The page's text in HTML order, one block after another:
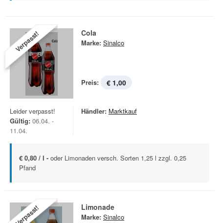
Verpasst! Cola
Marke: Sinalco
Preis: € 1,00
Leider verpasst!
Gültig: 06.04. -
11.04.
Händler: Marktkauf
€ 0,80 / l - oder Limonaden versch. Sorten 1,25 l zzgl. 0,25
Pfand
Verpasst! Limonade
Marke: Sinalco